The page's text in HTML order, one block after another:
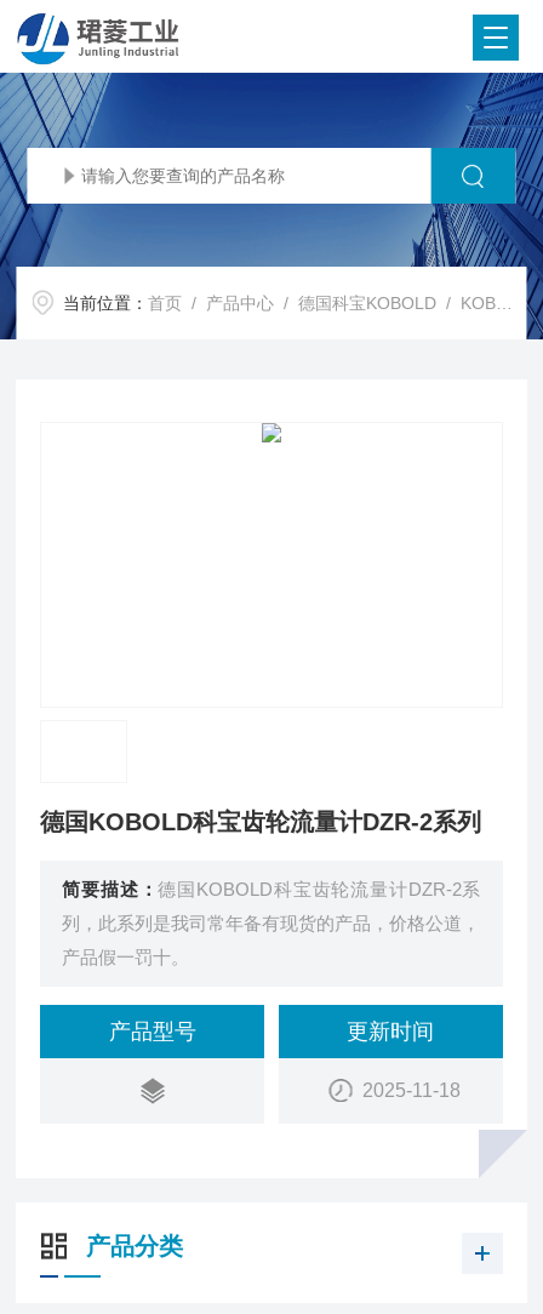
当前位置：首页 / 产品中心 /德国科宝KOBOLD / KOBOLD流量计
德国KOBOLD科宝齿轮流量计DZR-2系列
简要描述：德国KOBOLD科宝齿轮流量计DZR-2系
列，此系列是我司常年备有现货的产品，价格公道，
产品假一罚十。
产品型号 更新时间
2025-11-18
产品分类